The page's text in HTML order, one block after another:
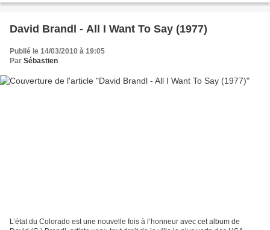
David Brandl - All I Want To Say (1977)
Publié le 14/03/2010 à 19:05
Par Sébastien
L’état du Colorado est une nouvelle fois à l’honneur avec cet album de